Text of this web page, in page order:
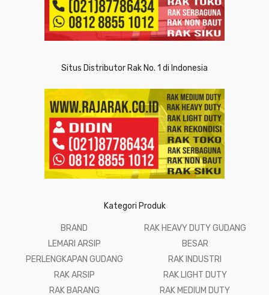
Situs Distributor Rak No. 1 di Indonesia
Kategori Produk
BRAND
LEMARI ARSIP
PERLENGKAPAN GUDANG
RAK ARSIP
RAK BARANG
RAK HEAVY DUTY GUDANG
BESAR
RAK INDUSTRI
RAK LIGHT DUTY
RAK MEDIUM DUTY